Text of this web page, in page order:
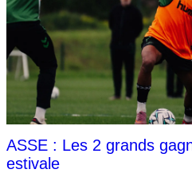
ASSE : Les 2 grands
estivale